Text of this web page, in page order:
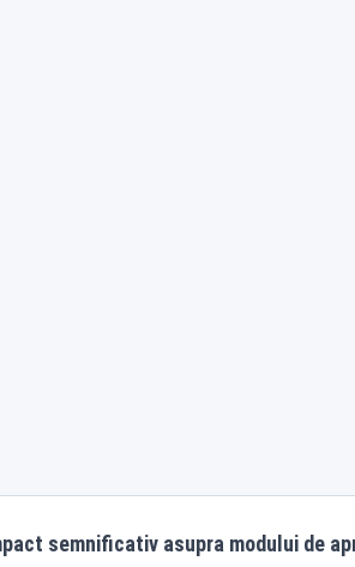
semnificativ asupra modului de